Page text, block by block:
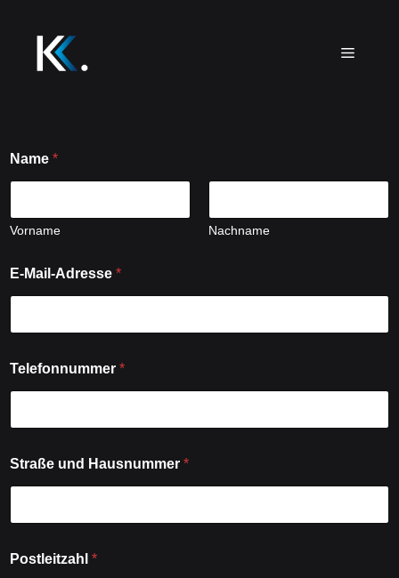
Name *
Vorname Nachname
E-Mail-Adresse *
Telefonnummer *
Straße und Hausnummer *
Postleitzahl *